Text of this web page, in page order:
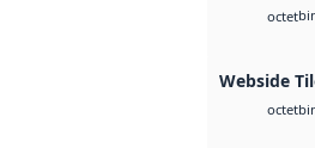
octet
Webside
octet